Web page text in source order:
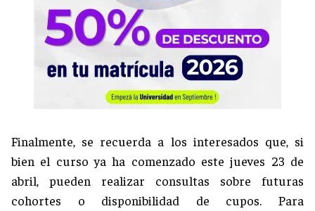
Finalmente, se recuerda a los interesados que, si
bien el curso ya ha comenzado este jueves 23 de
abril, pueden realizar consultas sobre futuras
cohortes o disponibilidad de cupos. Para